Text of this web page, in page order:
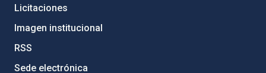
Licitaciones
Imagen institucional
RSS
Sede electrónica